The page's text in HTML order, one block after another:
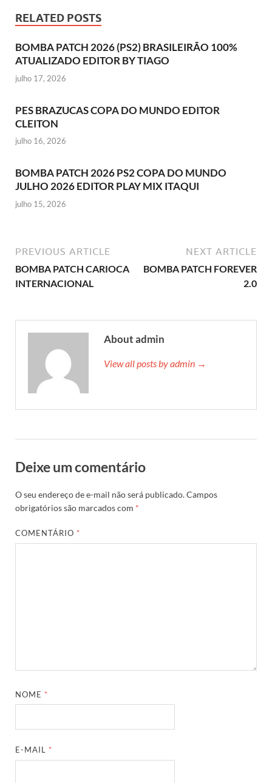
RELATED POSTS
BOMBA PATCH 2026 (PS2) BRASILEIRÃO 100%
ATUALIZADO EDITOR BY TIAGO
julho 17, 2026
PES BRAZUCAS COPA DO MUNDO EDITOR
CLEITON
julho 16, 2026
BOMBA PATCH 2026 PS2 COPA DO MUNDO
JULHO 2026 EDITOR PLAY MIX ITAQUI
julho 15, 2026
PREVIOUS ARTICLE
BOMBA PATCH CARIOCA
INTERNACIONAL
NEXT ARTICLE
BOMBA PATCH FOREVER
2.0
About admin
View all posts by admin →
Deixe um comentário
O seu endereço de e-mail não será publicado.Campos
obrigatórios são marcados com *
COMENTÁRIO *
NOME *
E-MAIL *